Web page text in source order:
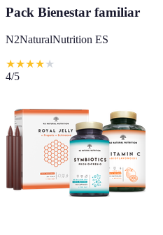
Pack Bienestar familiar
N2NaturalNutrition ES
★★★★★
4/5